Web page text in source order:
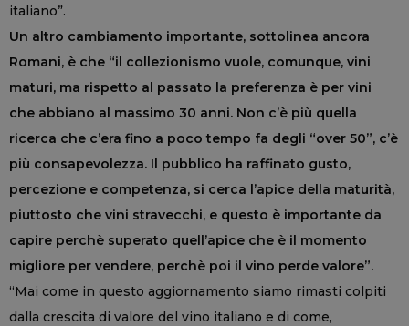
italiano”.
Un altro cambiamento importante, sottolinea ancora
Romani, è che “il collezionismo vuole, comunque, vini
maturi, ma rispetto al passato la preferenza è per vini
che abbiano al massimo 30 anni. Non c’è più quella
ricerca che c’era fino a poco tempo fa degli “over 50”, c’è
più consapevolezza. Il pubblico ha raffinato gusto,
percezione e competenza, si cerca l’apice della maturità,
piuttosto che vini stravecchi, e questo è importante da
capire perchè superato quell’apice che è il momento
migliore per vendere, perchè poi il vino perde valore”.
“Mai come in questo aggiornamento siamo rimasti colpiti
dalla crescita di valore del vino italiano e di come,